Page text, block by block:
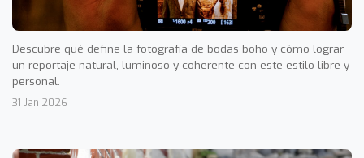
Descubre qué define la fotografía de bodas boho y cómo lograr
un reportaje natural, luminoso y coherente con este estilo libre y
personal.
31 Jan 2026